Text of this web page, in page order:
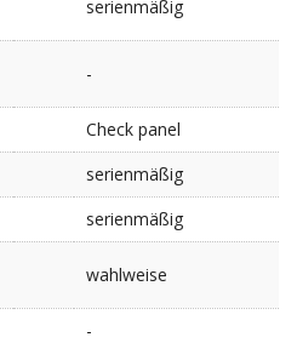
serienmäßig
-
Check panel
serienmäßig
serienmäßig
wahlweise
-